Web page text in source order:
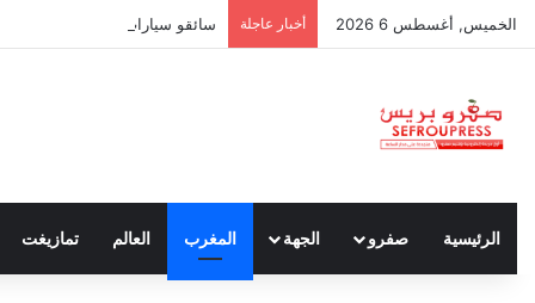
الخميس, أغسطس 6 2026 أخبار عاجلة سائقو سيارات الأجرة بين واجب
الرئيسية صفرو الجهة المغرب العالم تمازيغت